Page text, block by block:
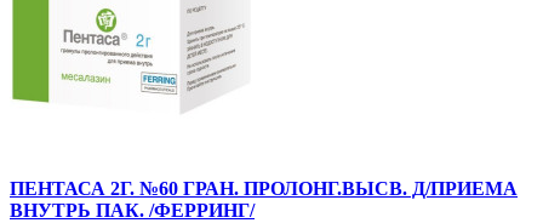
ПЕНТАСА 2Г. №60 ГРАН. ПРОЛОНГ.ВЫСВ. Д/ПРИЕМА
ВНУТРЬ ПАК. /ФЕРРИНГ/